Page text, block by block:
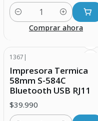
Cantidad
Comprar ahora
1367 |
Impresora Termica
58mm S-584C
Bluetooth USB RJ11
$39.990